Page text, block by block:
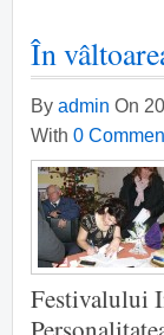
În
By admin On
With 0
Festivalului